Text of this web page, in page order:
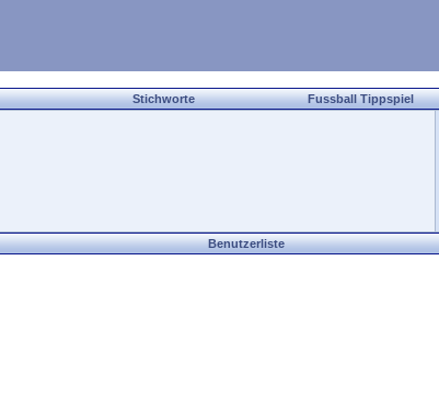
Stichworte Fussball Tippspiel
Benutzerliste